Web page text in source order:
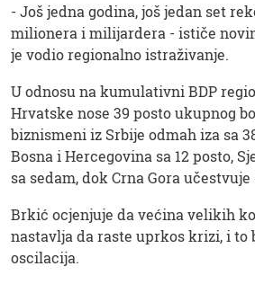
- Još jedna godina, još jedan set
milionera i milijardera - ističe
je vodio regionalno istraživanje.
U odnosu na kumulativni BDP
Hrvatske nose 39 posto ukupnog
biznismeni iz Srbije odmah iza sa
Bosna i Hercegovina sa 12 posto,
sa sedam, dok Crna Gora
Brkić ocjenjuje da većina velikih
nastavlja da raste uprkos krizi, i to
oscilacija.